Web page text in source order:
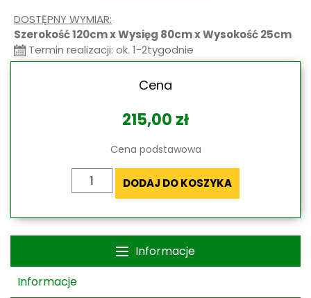
DOSTĘPNY WYMIAR:
Szerokość 120cm x Wysięg 80cm x Wysokość 25cm
Termin realizacji: ok. 1-2tygodnie
Cena
215,00 zł
Cena podstawowa
ilość
Daszek
Coppoline
(system
DODAJ DO KOSZYKA
Informacje
Informacje